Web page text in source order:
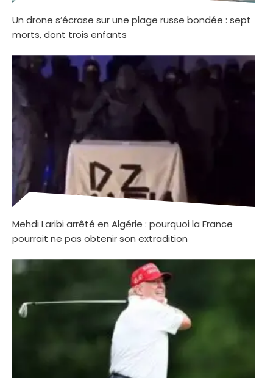
Un drone s’écrase sur une plage russe bondée : sept
morts, dont trois enfants
Mehdi Laribi arrêté en Algérie : pourquoi la France
pourrait ne pas obtenir son extradition